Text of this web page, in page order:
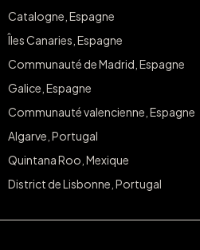
Catalogne, Espagne
Îles Canaries, Espagne
Communauté de Madrid, Espagne
Galice, Espagne
Communauté valencienne, Espagne
Algarve, Portugal
Quintana Roo, Mexique
District de Lisbonne, Portugal